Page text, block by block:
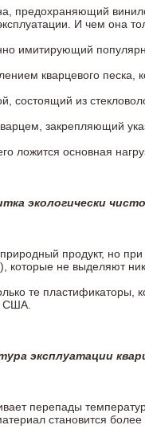
предохраняющий
И чем она
имитирующий
кварцевого песка,
состоящий из
закрепляющий
ложится основная
экологически
продукт, но
которые не выделяют
те
США.
эксплуатации
перепады
становится